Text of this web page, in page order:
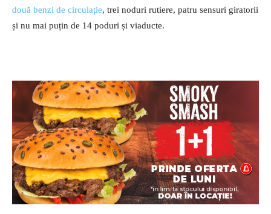
două benzi de circulație, trei noduri rutiere, patru sensuri giratorii
și nu mai puțin de 14 poduri și viaducte.